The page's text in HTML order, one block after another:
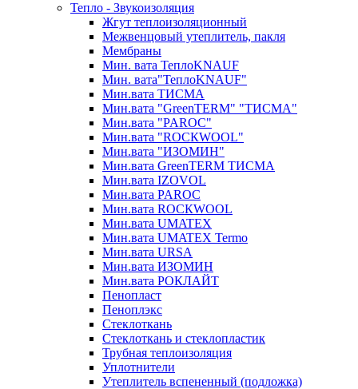
Тепло - Звукоизоляция
Жгут теплоизоляционный
Межвенцовый утеплитель, пакля
Мембраны
Мин. вата ТеплоKNAUF
Мин. вата"ТеплоKNAUF"
Мин.вата ТИСМА
Мин.вата "GreenTERM" "ТИСМА"
Мин.вата "PAROC"
Мин.вата "ROCКWOOL"
Мин.вата "ИЗОМИН"
Мин.вата GreenTERM ТИСМА
Мин.вата IZOVOL
Мин.вата PAROC
Мин.вата ROCКWOOL
Мин.вата UMATEX
Мин.вата UMATEX Termo
Мин.вата URSA
Мин.вата ИЗОМИН
Мин.вата РОКЛАЙТ
Пенопласт
Пеноплэкс
Стеклоткань
Стеклоткань и стеклопластик
Трубная теплоизоляция
Уплотнители
Утеплитель вспененный (подложка)